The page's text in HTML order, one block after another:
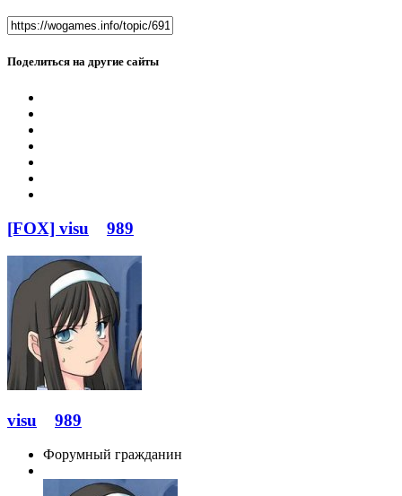
Поделиться на другие сайты
[FOX] visu 989
visu 989
Форумный гражданин